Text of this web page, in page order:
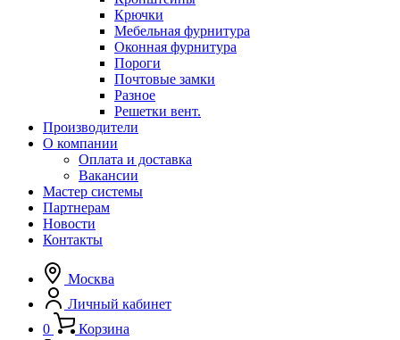
Крючки
Мебельная фурнитура
Оконная фурнитура
Пороги
Почтовые замки
Разное
Решетки вент.
Производители
О компании
Оплата и доставка
Вакансии
Мастер системы
Партнерам
Новости
Контакты
Москва
Личный кабинет
0
Корзина